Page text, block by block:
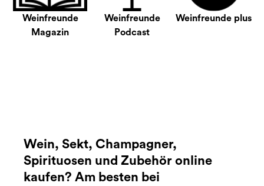
Weinfreunde
Magazin
Weinfreunde
Podcast
Weinfreunde plus
Wein, Sekt, Champagner,
Spirituosen und Zubehör online
kaufen? Am besten bei